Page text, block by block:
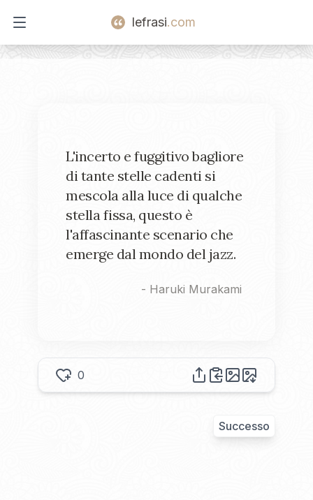
Open main menu
lefrasi.com
L'incerto e fuggitivo bagliore
di tante stelle cadenti si
mescola alla luce di qualche
stella fissa, questo è
l'affascinante scenario che
emerge dal mondo del jazz.
- Haruki Murakami
0
Successo